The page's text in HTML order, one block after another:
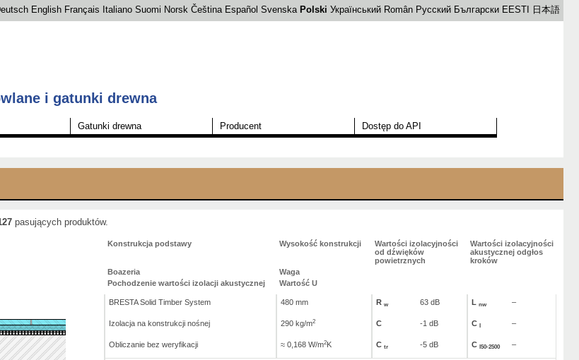
English Français Italiano Suomi Norsk Čeština Español Svenska Polski Український Român Русский Български EESTI 日本語
i gatunki drewna
Gatunki drewna Producent
Dostęp do API
pasujących produktów.
Konstrukcja podstawy Wysokość konstrukcji
Wartości izolacyjności
od dźwięków
powietrznych
Wartości izolacyjności
akustycznej odgłos
kroków
Boazeria
Waga
Pochodzenie wartości izolacji akustycznej
Wartość U
BRESTA Solid Timber System 480 mm R w 63 dB L nw –
Izolacja na konstrukcji nośnej 290 kg/m2 C -1 dB C –
Obliczanie bez weryfikacji ≈ 0,168 W/m2K C tr -5 dB C I50-2500 –